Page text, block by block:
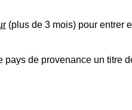
(plus de 3 mois) pour entrer
de provenance un titre